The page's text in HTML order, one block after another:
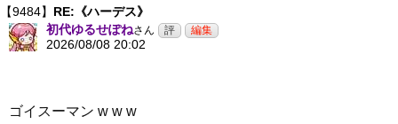
【9484】 RE:《ハーデス》
初代ゆるせぽねさん
2026/08/08 20:02
ゴイスーマン w w w